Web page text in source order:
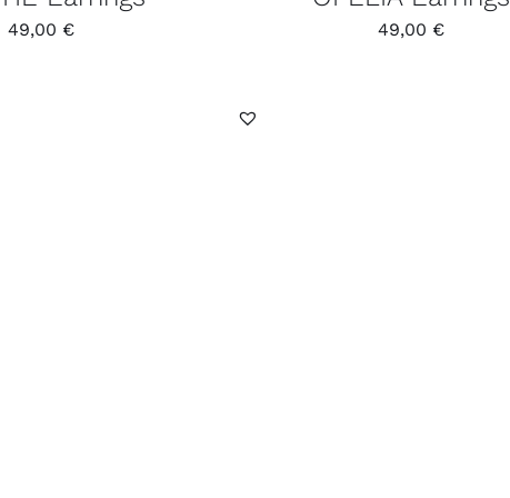
49,00 € 49,00 €